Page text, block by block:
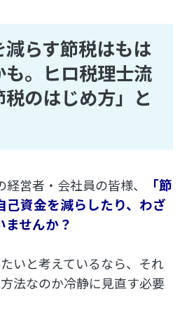
らす節税はもは
。ヒロ税理士流
のはじめ方」と
営者・会社員の皆様、
「節
己資金を減らしたり、わざ
せんか？
いと考えているなら、それ
法なのか冷静に見直す必要